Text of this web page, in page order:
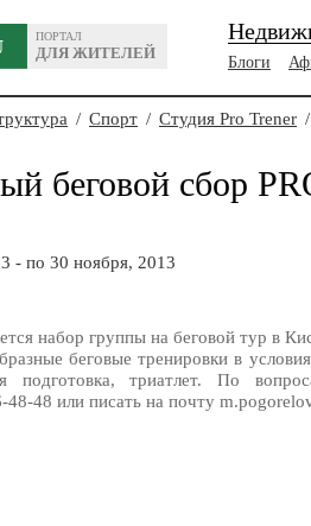
ПОРТАЛ
ДЛЯ ЖИТЕЛЕЙ
Блоги
/ Спорт / Студия Pro Trener /
беговой сбор
- по 30 ноября, 2013
набор группы на беговой тур в
беговые тренировки в
подготовка, триатлет. По
48 или писать на почту